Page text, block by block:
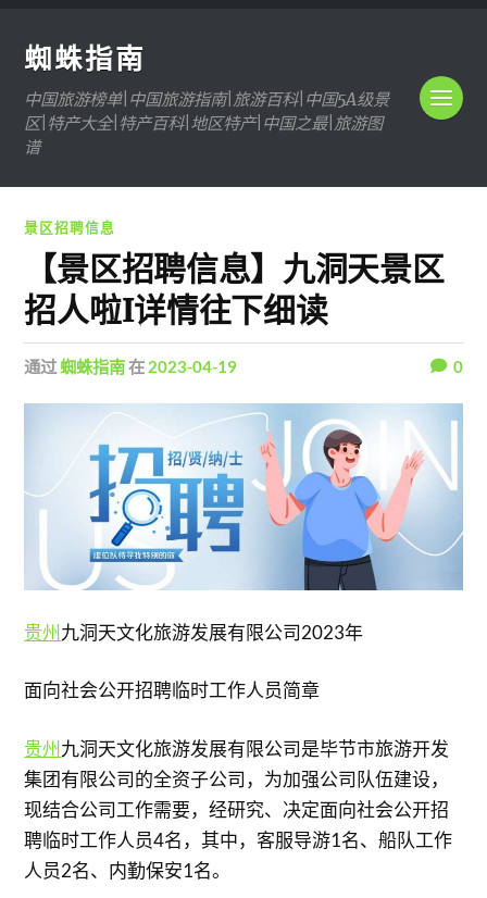
蜘蛛指南
中国旅游榜单|中国旅游指南|旅游百科|中国5A级景
区|特产大全|特产百科|地区特产|中国之最|旅游图
谱
景区招聘信息
【景区招聘信息】九洞天景区
招人啦I详情往下细读
通过蜘蛛指南在 2023-04-19 0
贵州九洞天文化旅游发展有限公司2023年
面向社会公开招聘临时工作人员简章
贵州九洞天文化旅游发展有限公司是毕节市旅游开发
集团有限公司的全资子公司，为加强公司队伍建设，
现结合公司工作需要，经研究、决定面向社会公开招
聘临时工作人员4名，其中，客服导游1名、船队工作
人员2名、内勤保安1名。